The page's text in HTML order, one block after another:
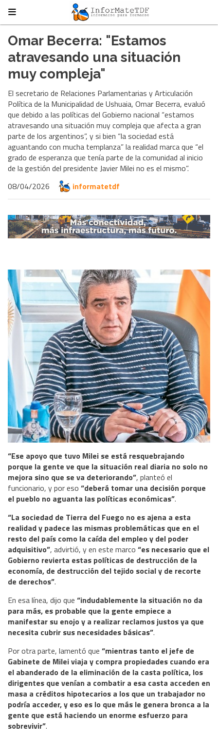
Omar Becerra: "Estamos
atravesando una situación
muy compleja"
El secretario de Relaciones Parlamentarias y Articulación
Política de la Municipalidad de Ushuaia, Omar Becerra, evaluó
que debido a las políticas del Gobierno nacional “estamos
atravesando una situación muy compleja que afecta a gran
parte de los argentinos”, y si bien “la sociedad está
aguantando con mucha templanza” la realidad marca que “el
grado de esperanza que tenía parte de la comunidad al inicio
de la gestión del presidente Javier Milei no es el mismo”.
08/04/2026
informatetdf
“Ese apoyo que tuvo Milei se está resquebrajando
porque la gente ve que la situación real diaria no solo no
mejora sino que se va deteriorando”, planteó el
funcionario, y por eso “deberá tomar una decisión porque
el pueblo no aguanta las políticas económicas”.
“La sociedad de Tierra del Fuego no es ajena a esta
realidad y padece las mismas problemáticas que en el
resto del país como la caída del empleo y del poder
adquisitivo”, advirtió, y en este marco “es necesario que el
Gobierno revierta estas políticas de destrucción de la
economía, de destrucción del tejido social y de recorte
de derechos”.
En esa línea, dijo que “indudablemente la situación no da
para más, es probable que la gente empiece a
manifestar su enojo y a realizar reclamos justos ya que
necesita cubrir sus necesidades básicas”.
Por otra parte, lamentó que “mientras tanto el jefe de
Gabinete de Milei viaja y compra propiedades cuando era
el abanderado de la eliminación de la casta política, los
dirigentes que venían a combatir a esa casta acceden en
masa a créditos hipotecarios a los que un trabajador no
podría acceder, y eso es lo que más le genera bronca a la
gente que está haciendo un enorme esfuerzo para
sobrevivir”.